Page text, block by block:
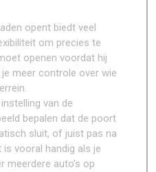
opent biedt veel
om precies te
openen voordat hij
meer controle over wie
van de
bepalen dat de poort
sluit, of juist pas na
is vooral handig als je
meerdere auto’s op